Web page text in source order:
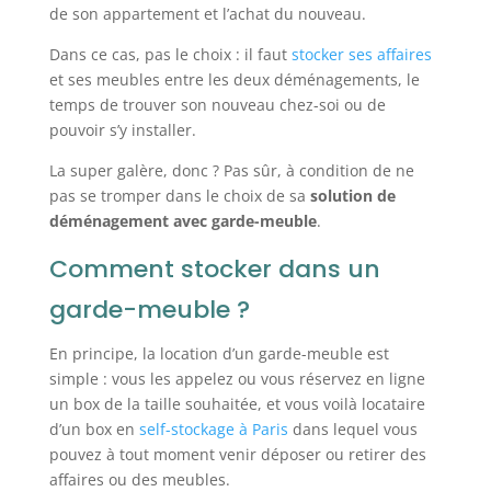
de son appartement et l’achat du nouveau.
Dans ce cas, pas le choix : il faut stocker ses affaires
et ses meubles entre les deux déménagements, le
temps de trouver son nouveau chez-soi ou de
pouvoir s’y installer.
La super galère, donc ? Pas sûr, à condition de ne
pas se tromper dans le choix de sa solution de
déménagement avec garde-meuble.
Comment stocker dans un
garde-meuble ?
En principe, la location d’un garde-meuble est
simple : vous les appelez ou vous réservez en ligne
un box de la taille souhaitée, et vous voilà locataire
d’un box en self-stockage à Paris dans lequel vous
pouvez à tout moment venir déposer ou retirer des
affaires ou des meubles.